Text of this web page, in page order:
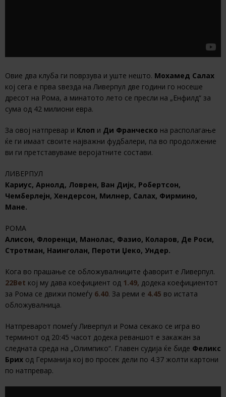
Овие два клуба ги поврзува и уште нешто. Мохамед Салах
кој сега е прва ѕвезда на Ливерпул две години го носеше
дресот на Рома, а минатото лето се пресли на „Енфилд“ за
сума од 42 милиони евра.
За овој натпревар и Клоп и Ди Франческо на располагање
ќе ги имаат своите најважни фудбалери, па во продолжение
ви ги претставуваме веројатните состави.
ЛИВЕРПУЛ
Кариус, Арнолд, Ловрен, Ван Дијк, Робертсон,
Чемберлејн, Хендерсон, Милнер, Салах, Фирмино,
Мане.
РОМА
Алисон, Флоренци, Манолас, Фазио, Коларов, Де Роси,
Стротман, Наинголан, Пероти Џеко, Ундер.
Кога во прашање се обложувалниците фаворит е Ливерпул.
22Bet кој му дава коефициент од 1.49, додека коефициентот
за Рома се движи помеѓу 6.40. За реми е 4.45 во истата
обложувалница.
Натпреварот помеѓу Ливерпул и Рома секако се игра во
терминот од 20:45 часот додека реваншот е закажан за
следната среда на „Олимпико“. Главен судија ќе биде Феликс
Брих од Германија кој во просек дели по 4.37 жолти картони
по натпревар.